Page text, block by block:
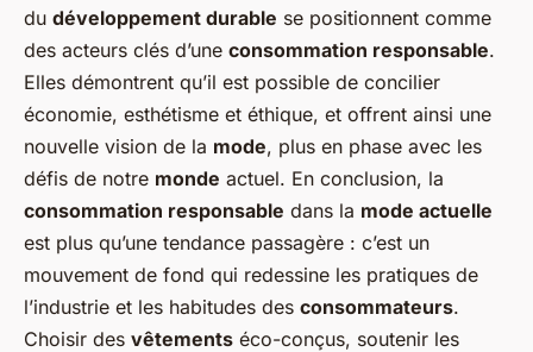
du développement durable se positionnent comme
des acteurs clés d’une consommation responsable.
Elles démontrent qu’il est possible de concilier
économie, esthétisme et éthique, et offrent ainsi une
nouvelle vision de la mode, plus en phase avec les
défis de notre monde actuel. En conclusion, la
consommation responsable dans la mode actuelle
est plus qu’une tendance passagère : c’est un
mouvement de fond qui redessine les pratiques de
l’industrie et les habitudes des consommateurs.
Choisir des vêtements éco-conçus, soutenir les